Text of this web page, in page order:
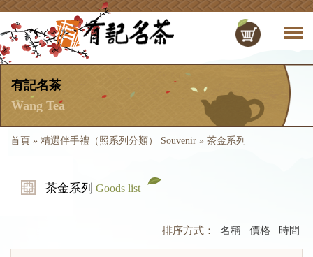
有記名茶
Wang Tea
首頁 » 精選伴手禮（照系列分類） Souvenir » 茶金系列
茶金系列 Goods list
排序方式： 名稱 價格 時間